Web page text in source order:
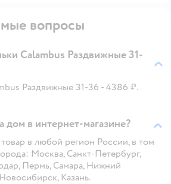
вопросы
Calambus Раздвижные 31-
Раздвижные 31-36 - 4386 ₽.
дом в интернет-магазине?
в любой регион России, в том
Москва, Санкт-Петербург,
Пермь, Самара, Нижний
Казань.